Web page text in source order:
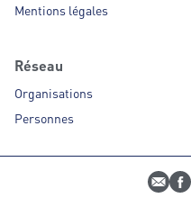
Mentions légales
Réseau
Organisations
Personnes
E-mail